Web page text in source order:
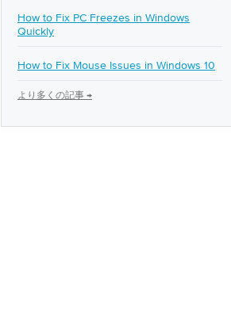
How to Fix PC Freezes in Windows
Quickly
How to Fix Mouse Issues in Windows 10
より多くの記事 →